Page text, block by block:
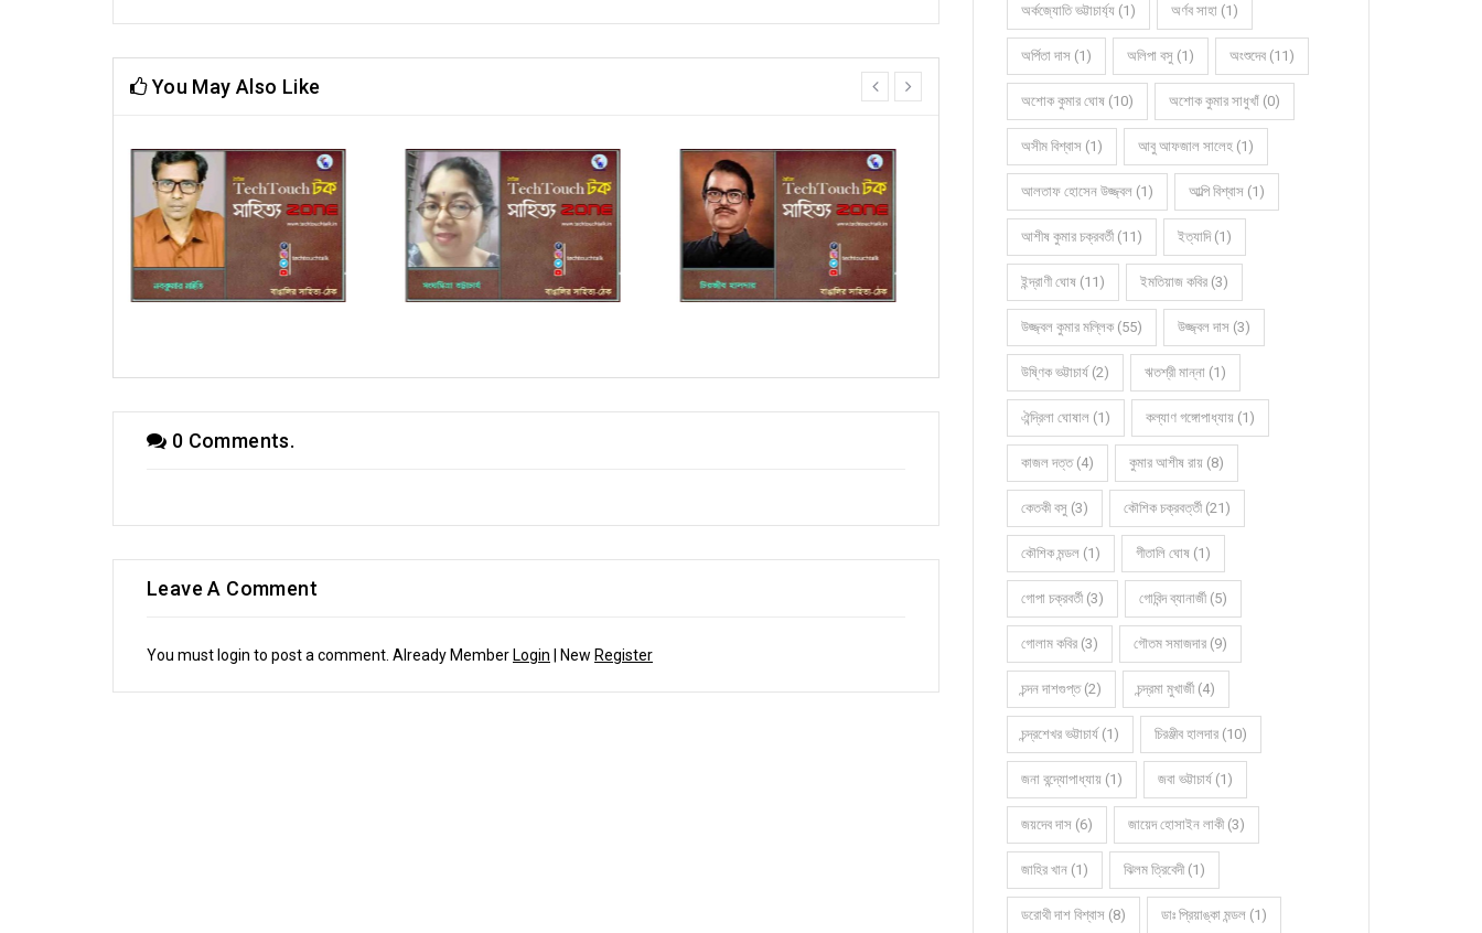
You May Also Like
কবিতায় ডরোথী দাশ বিশ্বাস
prev
0 Comments.
Leave A Comment
You must login to post a comment. Already Member Login | New Register
অর্কজ্যোতি ভট্টাচার্য্য (1) অর্ণব সাহা (1)
অর্পিতা দাস (1) অলিপা বসু (1) অংশুদেব (11)
অশোক কুমার ঘোষ (10) অশোক কুমার সাধুখাঁ (0)
অসীম বিশ্বাস (1) আবু আফজাল সালেহ (1)
আলতাফ হোসেন উজ্জ্বল (1) আল্পি বিশ্বাস (1)
আশীষ কুমার চক্রবর্তী (11) ইত্যাদি (1)
ইন্দ্রাণী ঘোষ (11) ইমতিয়াজ কবির (3)
উজ্জ্বল কুমার মল্লিক (55) উজ্জ্বল দাস (3)
উষ্ণিক ভট্টাচার্য (2) ঋতশ্রী মান্না (1)
ঐন্দ্রিলা ঘোষাল (1) কল্যাণ গঙ্গোপাধ্যায় (1)
কাজল দত্ত (4) কুমার আশীষ রায় (8)
কেতকী বসু (3) কৌশিক চক্রবর্ত্তী (21)
কৌশিক মন্ডল (1) গীতালি ঘোষ (1)
গোপা চক্রবর্তী (3) গোবিন্দ ব্যানার্জী (5)
গোলাম কবির (3) গৌতম সমাজদার (9)
চন্দন দাশগুপ্ত (2) চন্দ্রমা মুখার্জী (4)
চন্দ্রশেখর ভট্টাচার্য (1) চিরঞ্জীব হালদার (10)
জনা বন্দ্যোপাধ্যায় (1) জবা ভট্টাচার্য (1)
জয়দেব দাস (6) জায়েদ হোসাইন লাকী (3)
জাহির খান (1) ঝিলম ত্রিবেদী (1)
ডরোথী দাশ বিশ্বাস (8) ডাঃ প্রিয়াঙ্কা মন্ডল (1)